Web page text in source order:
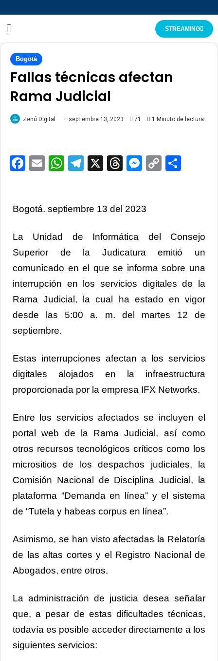
STREAMING
Bogotá
Fallas técnicas afectan
Rama Judicial
Zenú Digital septiembre 13, 2023 71 1 Minuto de lectura
Facebook
EmailWhatsApp
Telegram
X ThreadsCopy
Bogotá. septiembre 13 del 2023
La Unidad de Informática del Consejo
Superior de la Judicatura emitió un
comunicado en el que se informa sobre una
interrupción en los servicios digitales de la
Rama Judicial, la cual ha estado en vigor
desde las 5:00 a. m. del martes 12 de
septiembre.
Estas interrupciones afectan a los servicios
digitales alojados en la infraestructura
proporcionada por la empresa IFX Networks.
Entre los servicios afectados se incluyen el
portal web de la Rama Judicial, así como
otros recursos tecnológicos críticos como los
micrositios de los despachos judiciales, la
Comisión Nacional de Disciplina Judicial, la
plataforma “Demanda en línea” y el sistema
de “Tutela y habeas corpus en línea”.
Asimismo, se han visto afectadas la Relatoría
de las altas cortes y el Registro Nacional de
Abogados, entre otros.
La administración de justicia desea señalar
que, a pesar de estas dificultades técnicas,
todavía es posible acceder directamente a los
siguientes servicios: